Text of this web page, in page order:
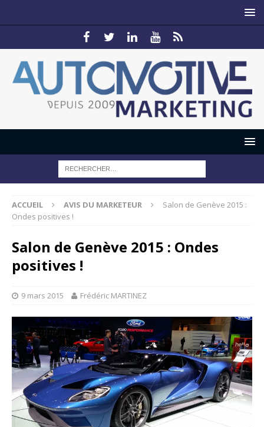
ACCUEIL AVIS DU MARKETEUR
Salon de Genève 2015 :
Ondes positives !
Salon de Genève 2015 : Ondes
positives !
9 mars 2015 Frédéric MARTINEZ